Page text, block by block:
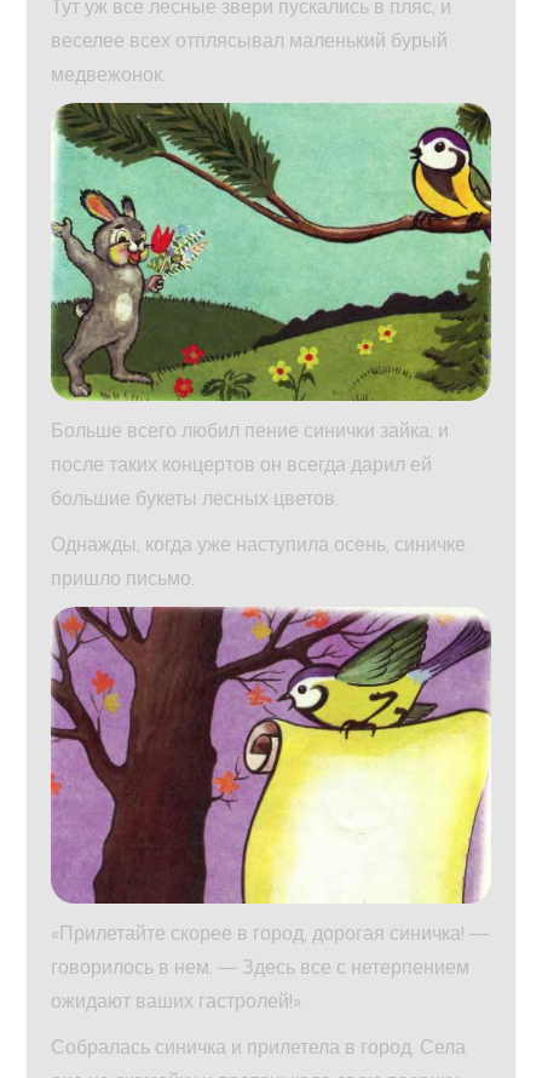
Тут уж все лесные звери пускались в пляс, и
веселее всех отплясывал маленький бурый
медвежонок.
Больше всего любил пение синички зайка, и
после таких концертов он всегда дарил ей
большие букеты лесных цветов.
Однажды, когда уже наступила осень, синичке
пришло письмо.
«Прилетайте скорее в город, дорогая синичка! —
говорилось в нем. — Здесь все с нетерпением
ожидают ваших гастролей!»
Собралась синичка и прилетела в город. Села